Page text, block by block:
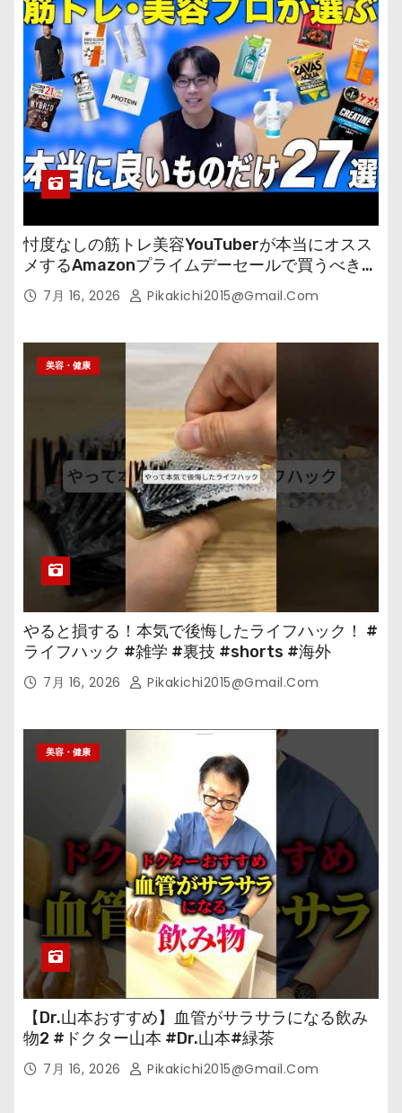
忖度なしの筋トレ美容YouTuberが本当にオスス
メするAmazonプライムデーセールで買うべきも
の 7月 16, 2026 Pikakichi2015@gmail.com
美容・健康
やると損する！本気で後悔したライフハック！ #
ライフハック #雑学 #裏技 #shorts #海外
7月 16, 2026 Pikakichi2015@gmail.com
美容・健康
【Dr.山本おすすめ】血管がサラサラになる飲み
物2 #ドクター山本 #Dr.山本#緑茶
7月 16, 2026 Pikakichi2015@gmail.com